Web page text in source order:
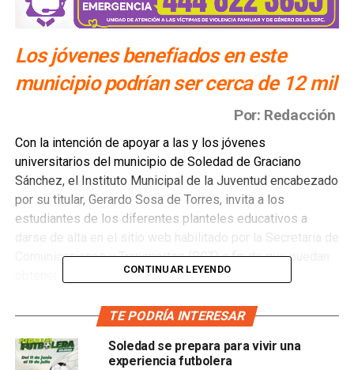
Los jóvenes benefiados en este
municipio podrían ser cerca de 12 mil
Por: Redacción
Con la intención de apoyar a las y los jóvenes
universitarios del municipio de Soledad de Graciano
Sánchez, el Instituto Municipal de la Juventud encabezado
por su titular, Gerardo Sosa de Torres, invita a los
estudiantes de los diferentes planteles educativos a
darse de alta en el sitio web habilitado por la Secretaria de
Comunicaciones y Transportes (SCT) a fin de que puedan
obtener una beca de transporte público gratuito.
Se estima que serán cerca de doce mil las y los jóvenes
universitarios soledenses que serán beneficiados con
esta beca de transporte escolar.
CONTINUAR LEYENDO
TE PODRÍA INTERESAR
Soledad se prepara para vivir una
experiencia futbolera